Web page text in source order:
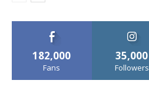
182,000
Fans
35,000
Followers